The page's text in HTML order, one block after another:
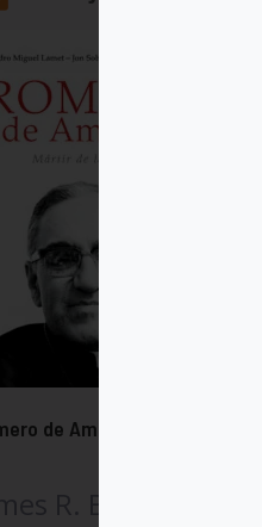
de América. Nueva edición